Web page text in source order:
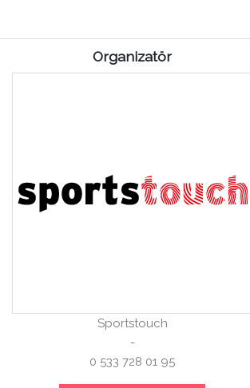
Organizatör
Sportstouch
-
0 533 728 01 95